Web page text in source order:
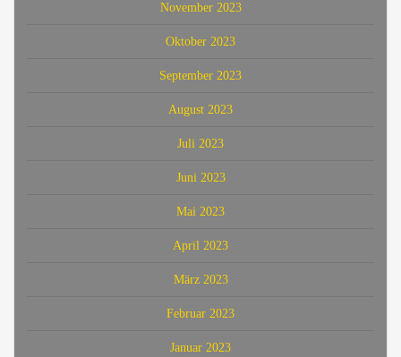
November 2023
Oktober 2023
September 2023
August 2023
Juli 2023
Juni 2023
Mai 2023
April 2023
März 2023
Februar 2023
Januar 2023